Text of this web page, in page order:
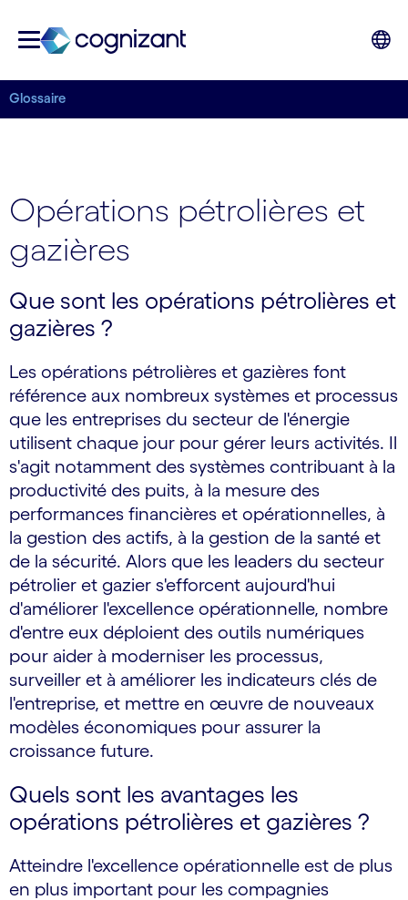
Glossaire
Opérations pétrolières et
gazières
Que sont les opérations pétrolières et
gazières ?
Les opérations pétrolières et gazières font
référence aux nombreux systèmes et processus
que les entreprises du secteur de l'énergie
utilisent chaque jour pour gérer leurs activités. Il
s'agit notamment des systèmes contribuant à la
productivité des puits, à la mesure des
performances financières et opérationnelles, à
la gestion des actifs, à la gestion de la santé et
de la sécurité. Alors que les leaders du secteur
pétrolier et gazier s'efforcent aujourd'hui
d'améliorer l'excellence opérationnelle, nombre
d'entre eux déploient des outils numériques
pour aider à moderniser les processus,
surveiller et à améliorer les indicateurs clés de
l'entreprise, et mettre en œuvre de nouveaux
modèles économiques pour assurer la
croissance future.
Quels sont les avantages les
opérations pétrolières et gazières ?
Atteindre l'excellence opérationnelle est de plus
en plus important pour les compagnies